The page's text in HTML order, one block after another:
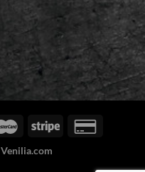
Venilia.com